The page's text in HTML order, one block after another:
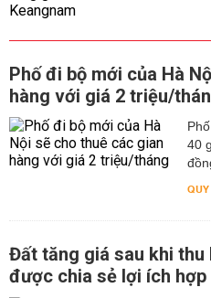
Phố đi bộ mới của Hà
hàng với giá 2 triệu/
40
Đất tăng giá sau khi thu
được chia sẻ lợi ích hợp